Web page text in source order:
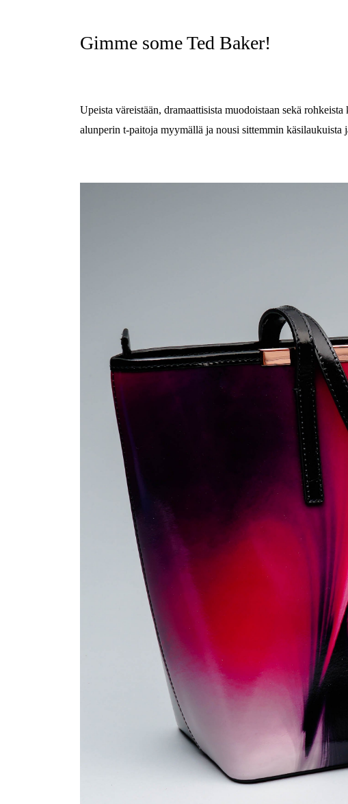
Gimme some Ted Baker!
Upeista väreistään, dramaattisista muodoistaan sekä
alunperin t-paitoja myymällä ja nousi sittemmin käsilaukuista